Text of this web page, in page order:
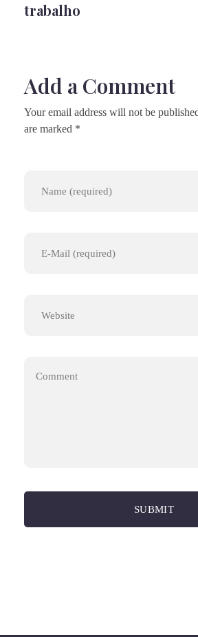
trabalho
Add a Comment
Your email address will not be
are marked *